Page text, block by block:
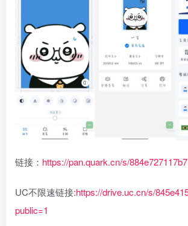
链接： https://pan.quark.cn/s/884e727117b7
UC不限速链接:https://drive.uc.cn/s/
public=1